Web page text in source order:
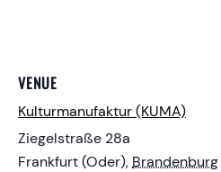
VENUE
Kulturmanufaktur (KUMA)
Ziegelstraße 28a
Frankfurt (Oder), Brandenburg